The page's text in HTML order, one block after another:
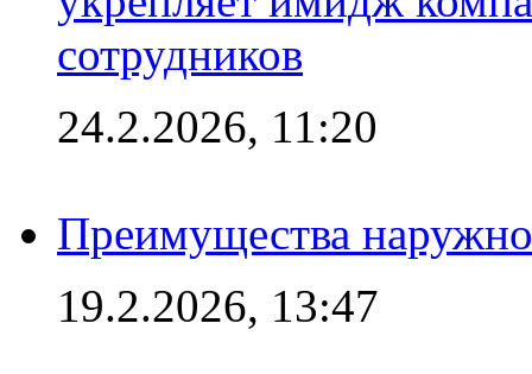
сотрудников
24.2.2026, 11:20
Преимущества
19.2.2026, 13:47